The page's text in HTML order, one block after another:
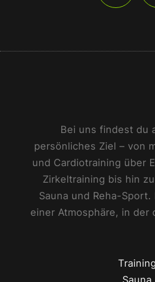
Bei uns findest du
persönliches Ziel – von
und Cardiotraining über
Zirkeltraining bis hin
Sauna und Reha-
einer Atmosphäre, in der
Sauna